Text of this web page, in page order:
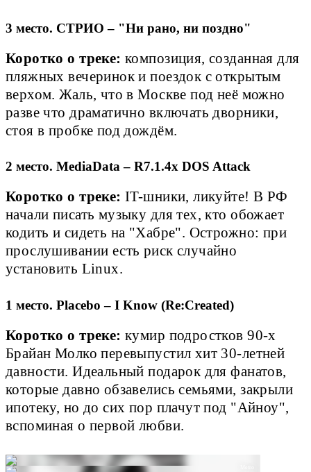
3 место. СТРИО – "Ни рано, ни поздно"
Коротко о треке: композиция, созданная для
пляжных вечеринок и поездок с открытым
верхом. Жаль, что в Москве под неё можно
разве что драматично включать дворники,
стоя в пробке под дождём.
2 место. MediaData – R7.1.4x DOS Attack
Коротко о треке: IT-шники, ликуйте! В РФ
начали писать музыку для тех, кто обожает
кодить и сидеть на "Хабре". Острожно: при
прослушивании есть риск случайно
установить Linux.
1 место. Placebo – I Know (Re:Created)
Коротко о треке: кумир подростков 90-х
Брайан Молко перевыпустил хит 30-летней
давности. Идеальный подарок для фанатов,
которые давно обзавелись семьями, закрыли
ипотеку, но до сих пор плачут под "Айноу",
вспоминая о первой любви.